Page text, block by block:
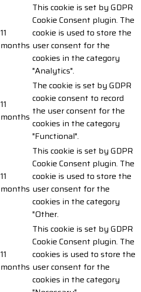
11
months
This cookie is set by GDPR
Cookie Consent plugin. The
cookie is used to store the
user consent for the
cookies in the category
"Analytics".
11
months
The cookie is set by GDPR
cookie consent to record
the user consent for the
cookies in the category
"Functional".
11
months
This cookie is set by GDPR
Cookie Consent plugin. The
cookie is used to store the
user consent for the
cookies in the category
"Other.
11
months
This cookie is set by GDPR
Cookie Consent plugin. The
cookies is used to store the
user consent for the
cookies in the category